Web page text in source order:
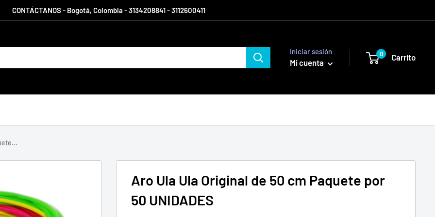
CONTÁCTANOS - Bogotá, Colombia - 3134208841 - 3112600411
Iniciar sesión
Mi cuenta
0 Carrito
Aro Ula Ula Original de 50 cm Paquete por
50 UNIDADES